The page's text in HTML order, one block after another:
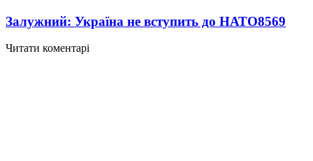
Залужний: Україна не вступить до НАТО8569
Читати коментарі